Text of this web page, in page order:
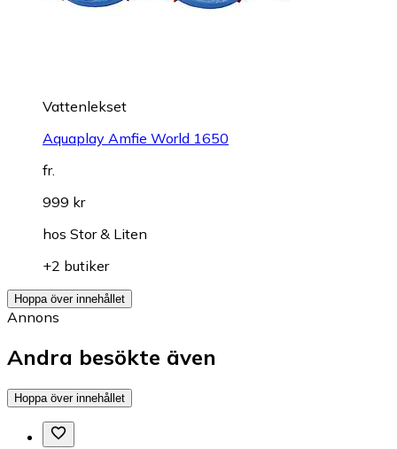
Vattenlekset
Aquaplay Amfie World 1650
fr.
999 kr
hos Stor & Liten
+2 butiker
Hoppa över innehållet
Annons
Andra besökte även
Hoppa över innehållet